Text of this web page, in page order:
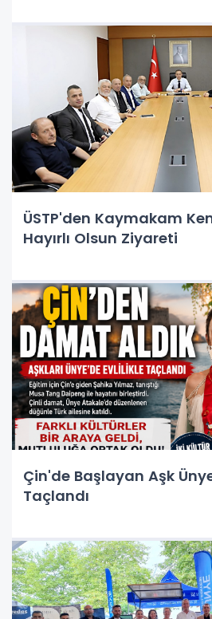
ÜSTP'den Kaymakam
Hayırlı Olsun Ziyareti
Çin'de Başlayan Aşk
Taçlandı